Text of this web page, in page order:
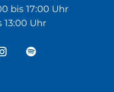
bis 17:00 Uhr
13:00 Uhr